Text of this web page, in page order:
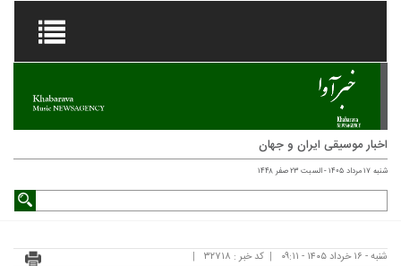
اخبار موسیقی ایران و جهان
شنبه ۱۷ مرداد ۱۴۰۵ - السبت ۲۳ صفر ۱۴۴۸
شنبه - ۱۶ خرداد ۱۴۰۵ - ۰۹:۱۱ کد خبر : ۳۲۷۱۸